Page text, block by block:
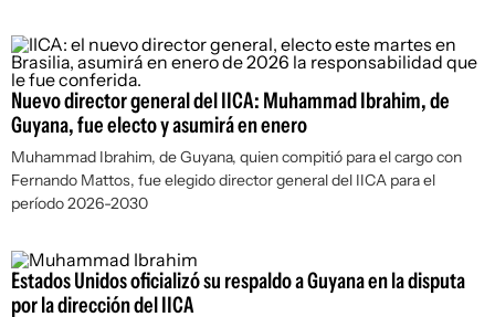
Nuevo director general del IICA: Muhammad Ibrahim, de
Guyana, fue electo y asumirá en enero
Muhammad Ibrahim, de Guyana, quien compitió para el cargo con
Fernando Mattos, fue elegido director general del IICA para el
período 2026-2030
Estados Unidos oficializó su respaldo a Guyana en la disputa
por la dirección del IICA